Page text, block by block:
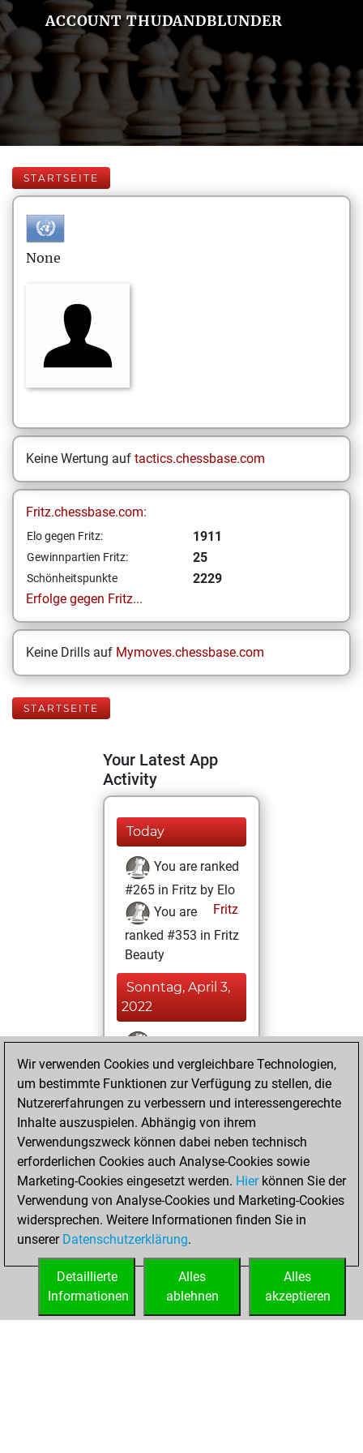
ACCOUNT THUDANDBLUNDER
STARTSEITE
None
Keine Wertung auf tactics.chessbase.com
Fritz.chessbase.com:
Elo gegen Fritz: 1911
Gewinnpartien Fritz: 25
Schönheitspunkte
2229
Erfolge gegen Fritz...
Keine Drills auf Mymoves.chessbase.com
STARTSEITE
Your Latest App
Activity
Today
You are ranked
#265 in Fritz by Elo
Fritz
You are
ranked #353 in Fritz
Beauty
Sonntag, April 3,
2022
You won
against Fritz
Fritz
You achieved a
BeautyScore of 2229
You achieved a
new Elo of 1911
Montag, März 21,
2022
You created
your Fritz account
Wir verwenden Cookies und vergleichbare Technologien,
um bestimmte Funktionen zur Verfügung zu stellen, die
Nutzererfahrungen zu verbessern und interessengerechte
Inhalte auszuspielen. Abhängig von ihrem
Verwendungszweck können dabei neben technisch
erforderlichen Cookies auch Analyse-Cookies sowie
Marketing-Cookies eingesetzt werden. Hierkönnen Sie der
Verwendung von Analyse-Cookies und Marketing-Cookies
widersprechen. Weitere Informationen finden Sie in
unserer Datenschutzerklärung.
Alles
akzeptieren
Alles
ablehnen
Detaillierte
Informationen